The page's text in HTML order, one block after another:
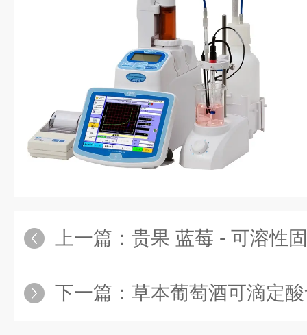
上一篇： 贵果 蓝莓 - 可溶性
下一篇： 草本葡萄酒可滴定酸含量的测